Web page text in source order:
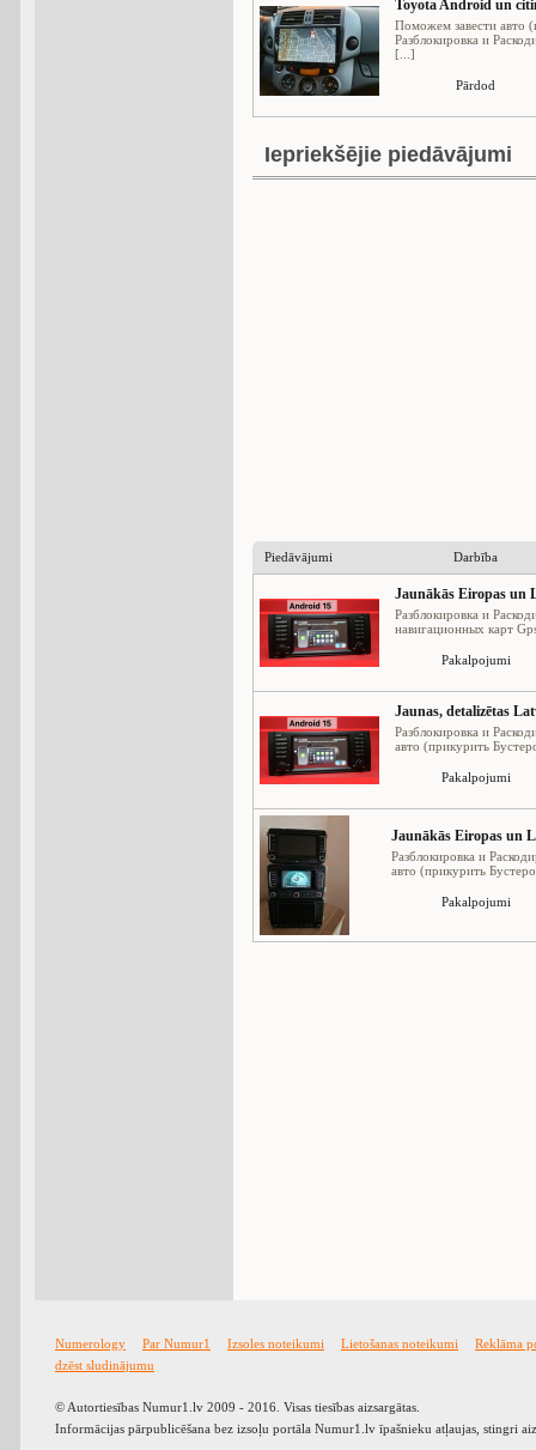
Toyota Android un
Поможем завести авто
Разблокировка и
[...]
Pārdod
Iepriekšējie piedāvājumi
Piedāvājumi Darbība
Jaunākās Eiropas un
Разблокировка и
навигационных карт
Pakalpojumi
Jaunas, detalizētas
Разблокировка и
авто (прикурить
Pakalpojumi
Jaunākās Eiropas un
Разблокировка и
авто (прикурить
Pakalpojumi
Numerology Par Numur1 Izsoles noteikumi Lietošanas noteikumi
Reklāma
dzēst sludinājumu
© Autortiesības Numur1.lv 2009 - 2016. Visas tiesības aizsargātas.
Informācijas pārpublicēšana bez izsoļu portāla Numur1.lv īpašnieku atļaujas, stingri